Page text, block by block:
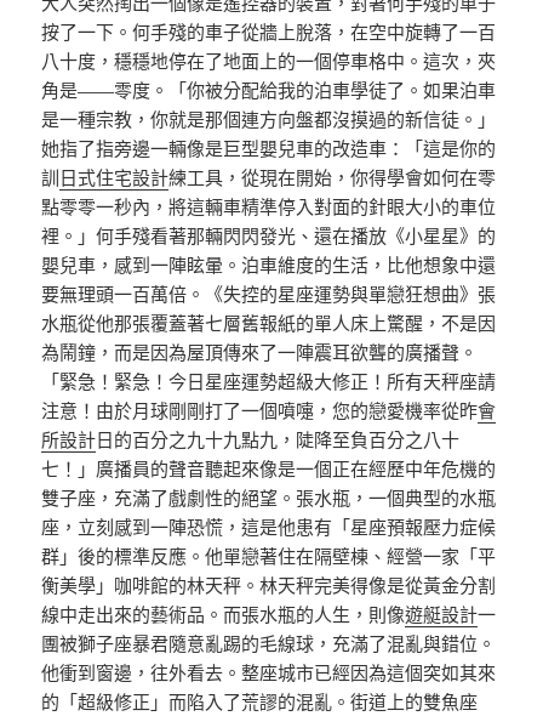
按了一下。何手殘的車子從牆上脫落，在空中旋轉了一百
八十度，穩穩地停在了地面上的一個停車格中。這次，夾
角是——零度。「你被分配給我的泊車學徒了。如果泊車
是一種宗教，你就是那個連方向盤都沒摸過的新信徒。」
她指了指旁邊一輛像是巨型嬰兒車的改造車：「這是你的
訓日式住宅設計練工具，從現在開始，你得學會如何在零
點零零一秒內，將這輛車精準停入對面的針眼大小的車位
裡。」何手殘看著那輛閃閃發光、還在播放《小星星》的
嬰兒車，感到一陣眩暈。泊車維度的生活，比他想象中還
要無理頭一百萬倍。《失控的星座運勢與單戀狂想曲》張
水瓶從他那張覆蓋著七層舊報紙的單人床上驚醒，不是因
為鬧鐘，而是因為屋頂傳來了一陣震耳欲聾的廣播聲。
「緊急！緊急！今日星座運勢超級大修正！所有天秤座請
注意！由於月球剛剛打了一個噴嚏，您的戀愛機率從昨會
所設計日的百分之九十九點九，陡降至負百分之八十
七！」廣播員的聲音聽起來像是一個正在經歷中年危機的
雙子座，充滿了戲劇性的絕望。張水瓶，一個典型的水瓶
座，立刻感到一陣恐慌，這是他患有「星座預報壓力症候
群」後的標準反應。他單戀著住在隔壁棟、經營一家「平
衡美學」咖啡館的林天秤。林天秤完美得像是從黃金分割
線中走出來的藝術品。而張水瓶的人生，則像遊艇設計一
團被獅子座暴君隨意亂踢的毛線球，充滿了混亂與錯位。
他衝到窗邊，往外看去。整座城市已經因為這個突如其來
的「超級修正」而陷入了荒謬的混亂。街道上的雙魚座